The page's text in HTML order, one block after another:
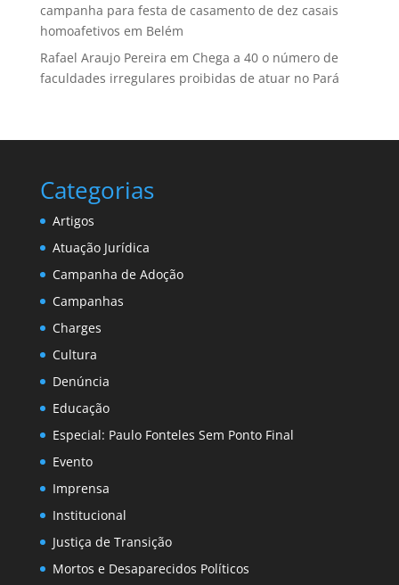
campanha para festa de casamento de dez casais
homoafetivos em Belém
Rafael Araujo Pereira em Chega a 40 o número de
faculdades irregulares proibidas de atuar no Pará
Categorias
Artigos
Atuação Jurídica
Campanha de Adoção
Campanhas
Charges
Cultura
Denúncia
Educação
Especial: Paulo Fonteles Sem Ponto Final
Evento
Imprensa
Institucional
Justiça de Transição
Mortos e Desaparecidos Políticos